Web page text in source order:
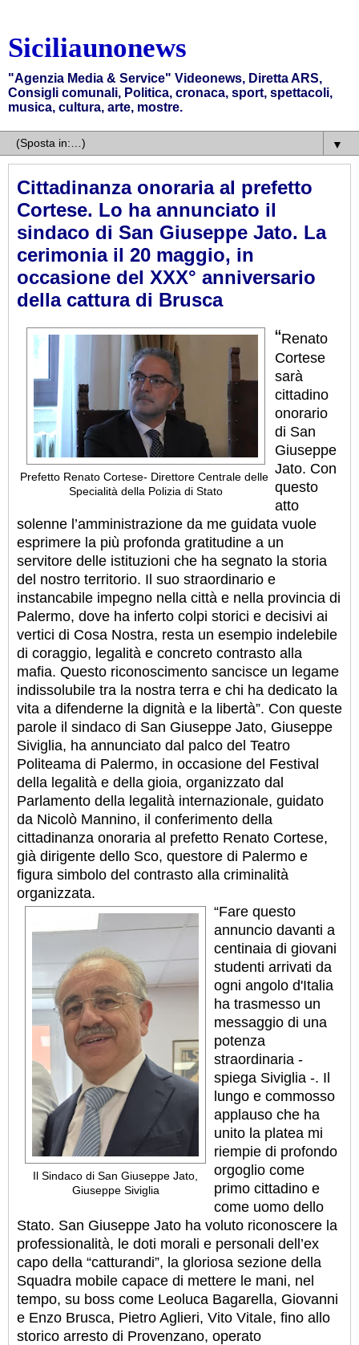
Siciliaunonews
"Agenzia Media & Service" Videonews, Diretta ARS,
Consigli comunali, Politica, cronaca, sport, spettacoli,
musica, cultura, arte, mostre.
▼
Cittadinanza onoraria al prefetto
Cortese. Lo ha annunciato il
sindaco di San Giuseppe Jato. La
cerimonia il 20 maggio, in
occasione del XXX° anniversario
della cattura di Brusca
Prefetto Renato Cortese- Direttore Centrale delle
Specialità della Polizia di Stato
“Renato
Cortese
sarà
cittadino
onorario
di San
Giuseppe
Jato. Con
questo
atto
solenne l’amministrazione da me guidata vuole
esprimere la più profonda gratitudine a un
servitore delle istituzioni che ha segnato la storia
del nostro territorio. Il suo straordinario e
instancabile impegno nella città e nella provincia di
Palermo, dove ha inferto colpi storici e decisivi ai
vertici di Cosa Nostra, resta un esempio indelebile
di coraggio, legalità e concreto contrasto alla
mafia. Questo riconoscimento sancisce un legame
indissolubile tra la nostra terra e chi ha dedicato la
vita a difenderne la dignità e la libertà”. Con queste
parole il sindaco di San Giuseppe Jato, Giuseppe
Siviglia, ha annunciato dal palco del Teatro
Politeama di Palermo, in occasione del Festival
della legalità e della gioia, organizzato dal
Parlamento della legalità internazionale, guidato
da Nicolò Mannino, il conferimento della
cittadinanza onoraria al prefetto Renato Cortese,
già dirigente dello Sco, questore di Palermo e
figura simbolo del contrasto alla criminalità
organizzata.
Il Sindaco di San Giuseppe Jato,
Giuseppe Siviglia
“Fare questo
annuncio davanti a
centinaia di giovani
studenti arrivati da
ogni angolo d'Italia
ha trasmesso un
messaggio di una
potenza
straordinaria -
spiega Siviglia -. Il
lungo e commosso
applauso che ha
unito la platea mi
riempie di profondo
orgoglio come
primo cittadino e
come uomo dello
Stato. San Giuseppe Jato ha voluto riconoscere la
professionalità, le doti morali e personali dell’ex
capo della “catturandi”, la gloriosa sezione della
Squadra mobile capace di mettere le mani, nel
tempo, su boss come Leoluca Bagarella, Giovanni
e Enzo Brusca, Pietro Aglieri, Vito Vitale, fino allo
storico arresto di Provenzano, operato